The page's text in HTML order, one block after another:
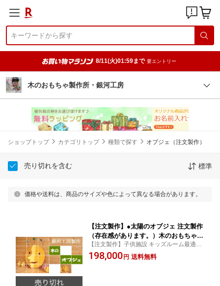
8/11(火)01:59まで 要エントリー
木のおもちゃ製作所・銀河工房
ショップトップ カテゴリトップ 種類で探す オブジェ（注文製作）
売り切れを含む 標準
価格や送料は、商品のサイズや色によって異なる場合があります。
【注文製作】●太陽のオブジェ 注文製作
（存在感があります。）木のおもちゃ
日本製 1歳 2歳 3歳 4歳 5歳 6歳 7歳 8歳
幼児子供 誕生日ギフト〜出産祝い 誕生
【注文製作】子供施設 キッズルーム最適で
す。何かの記念に頂いたら嬉しいですね♪
木育 安全 安心 日本製 インテリアにもgood
198,000 円 送料無料